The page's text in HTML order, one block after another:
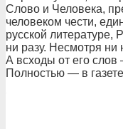
Слово и Человека,
человеком чести,
русской литературе,
ни разу. Несмотря ни
А всходы от его слов
Полностью — в